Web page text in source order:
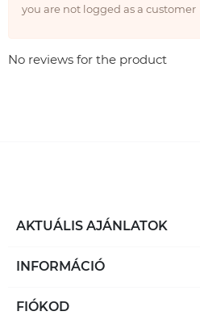
you are not logged as a customer
No reviews for the product
AKTUÁLIS AJÁNLATOK
INFORMÁCIÓ
FIÓKOD